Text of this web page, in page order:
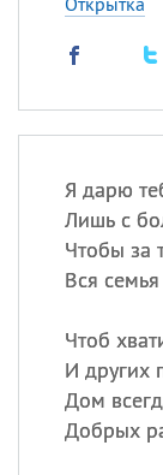
Я дарю
Лишь с
Чтобы за
Вся
Чтоб
И других
Дом
Добрых